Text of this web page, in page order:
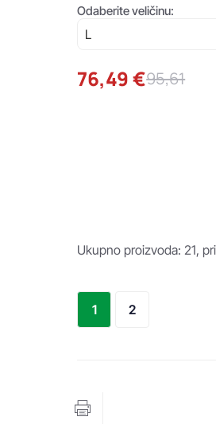
Odaberite veličinu:
76,49 €95,61
Ukupno proizvoda: 21,
1 2